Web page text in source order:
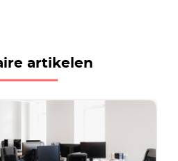
artikelen